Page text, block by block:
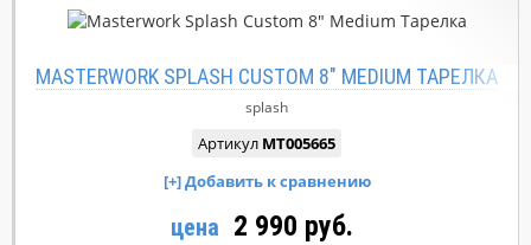
MASTERWORK SPLASH CUSTOM 8" MEDIUM ТАРЕЛКА
splash
Артикул MT005665
цена 2 990 руб.